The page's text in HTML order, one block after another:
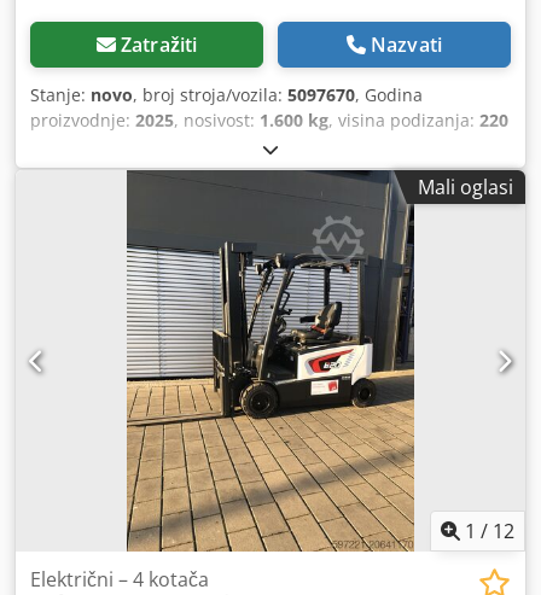
Zatražiti Nazvati
Stanje: novo, broj stroja/vozila: 5097670, Godina
proizvodnje: 2025, nosivost: 1.600 kg, visina podizanja: 220
, vrsta goriva:
jarbola:drugo, građevinska visina:1.300 mm, napon
1.150 mm
, ukupna masa:
, 5097670 Serijski broj: OBWN3-0000 Crjdpfx
Ahjytldgjzof Podaci o bateriji: 25,6 V, 150 Ah
Mali oglasi
1 / 12
Električni – 4 kotača